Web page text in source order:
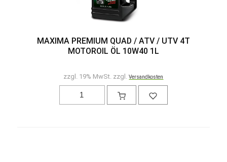
MAXIMA PREMIUM QUAD / ATV / UTV 4T
MOTOROIL ÖL 10W40 1L
zzgl. 19% MwSt. zzgl.Versandkosten